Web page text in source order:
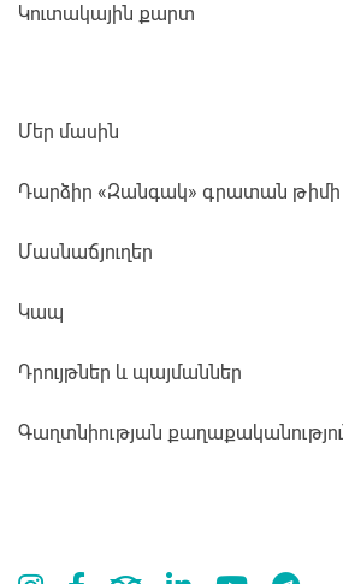
Կուտակային քարտ
Մեր մասին
Դարձիր «Զանգակ» գրատան
Մասնաճյուղեր
Կապ
Դրույթներ և պայմաններ
Գաղտնիության